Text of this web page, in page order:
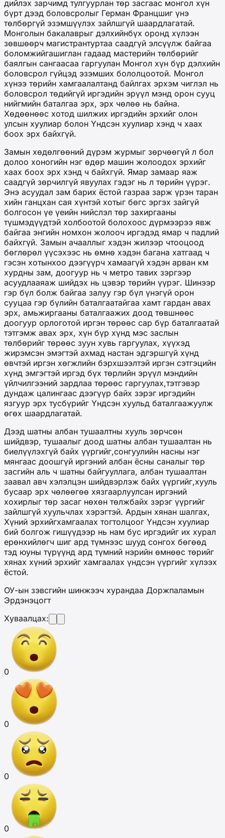
дийлэх зарчимд тулгуурлан төр засгаас монгол хүн
бүрт дээд боловсролыг Герман Францшиг үнэ
төлбөргүй эзэмшүүлэх зайлшгүй шаардлагатай.
Монголын бакалаврыг дэлхийнбүх оронд хүлээн
зөвшөөрч магистрантуртаа саадгүй элсүүлж байгаа
боломжийгашиглан гадаад мастерийн төлбөрийг
баялгын сангаасаа гаргуулан Монгол хүн бүр дэлхийн
боловсрол гүйцэд эзэмших бололцоотой. Монгол
хүнээ төрийн хамгаалалтанд байлгах эрхэм чиглэл нь
боловсрол төдийгүй иргэдийн эрүүл мэнд орон сууц
нийгмийн баталгаа эрх, эрх чөлөө нь байна.
Хөдөөнөөс хотод шилжих иргэдийн эрхийг олон
улсын хуулиар болон Үндсэн хуулиар хэнд ч хаах
боох эрх байхгүй.
Замын хөдөлгөөний дүрэм журмыг зөрчөөгүй л бол
долоо хоногийн нэг өдөр машин жолоодох эрхийг
хаах боох эрх хэнд ч байхгүй. Ямар замаар яаж
саадгүй зөрчилгүй явуулах гэдэг нь л төрийн үүрэг.
Энэ асуудал зам барих ёстой газраа зарж үрэн таран
хийн ганцхан сая хүнтэй хотыг бөгс эргэх зайгүй
болгосон үе үеийн нийслэл төр захиргааны
түшмэдүүдтэй холбоотой болохоос дүрмээрээ явж
байгаа энгийн номхон жолооч иргэдэд ямар ч падлий
байхгүй. Замын ачааллыг хэдэн жилээр чтооцоод
бөглөрөл үүсэхээс нь өмнө хэдэн багана хатгаад ч
гэсэн хотынхоо дээгүүрч хамаагүй хэдэн арван км
хурдны зам, доогуур нь ч метро тавих зэргээр
асуудлааяаж шийдэх нь цэвэр төрийн үүрэг. Шинээр
гэр бүл болж байгаа залуу гэр бүл үнэгүй орон
сууцаа гэр бүлийн баталгаатайгаа хамт гардан авах
эрх, амьжиргааны баталгаажих доод төвшнөөс
доогуур орлоготой иргэн төрөөс сар бүр баталгаатай
тэтгэмж авах эрх, хүн бүр хүнд мэс заслын
төлбөрийг төрөөс зуун хувь гаргуулах, хүүхэд
жирэмсэн эмэгтэй ахмад настан эдгэршгүй хүнд
өвчтэй иргэн хөгжлийн бэрхшээлтэй иргэн сэтгэцийн
хүнд эмгэгтэй иргэд бүх төрлийн эрүүл мэндийн
үйлчилгээний зардлаа төрөөс гаргуулах,тэтгэвэр
дундаж цалингаас дээгүүр байх зэрэг иргэдийн
язгуур эрх тусбүрийг Үндсэн хуульд баталгаажуулж
өгөх шаардлагатай.
Дээд шатны албан тушаалтны хууль зөрчсөн
шийдвэр, тушаалыг доод шатны албан тушаалтан нь
биелүүлэхгүй байх үүргийг,сонгуулийн насны нэг
мянгаас доошгүй иргэний албан ёсны саналыг төр
засгийн аль ч шатны байгууллага, албан тушаалтан
заавал авч хэлэлцэн шийдвэрлэж байх үүргийг,хууль
бусаар эрх чөлөөгөө хязгаарлуулсан иргэний
хохирлыг төр засаг нөхөн төлжбайх зэрэг үүргийг
зайлшгүй хуульчлах хэрэгтэй. Ардын хянан шалгах,
Хүний эрхийгхамгаалах тогтолцоог Үндсэн хуулиар
бий болгож гишүүдээр нь нам бус иргэдийг их хурал
ерөнхийлөгч шиг ард түмнээс шууд сонгох бөгөөд
тэд юуны түрүүнд ард түмний нэрийн өмнөөс төрийг
хянах хүний эрхийг хамгаалах үндсэн үүргийг хүлээх
ёстой.
ОУ-ын зэвсгийн шинжээч хурандаа Доржпаламын
Эрдэнэцогт
Хуваалцах:
0
0
0
0